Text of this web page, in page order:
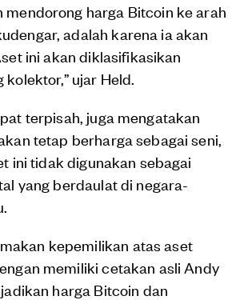
mendorong harga Bitcoin ke arah
adalah karena ia akan
ini akan diklasifikasikan
ujar Held.
terpisah, juga mengatakan
tetap berharga sebagai seni,
ini tidak digunakan sebagai
yang berdaulat di negara-
kepemilikan atas aset
memiliki cetakan asli Andy
harga Bitcoin dan